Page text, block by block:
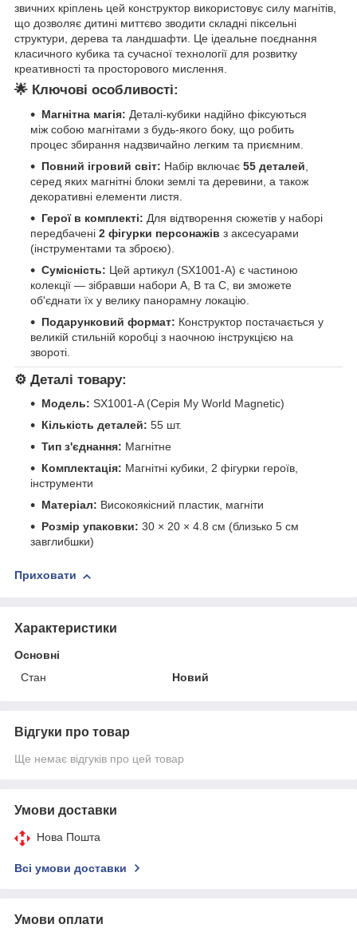
звичних кріплень цей конструктор використовує силу магнітів,
що дозволяє дитині миттєво зводити складні піксельні
структури, дерева та ландшафти. Це ідеальне поєднання
класичного кубика та сучасної технології для розвитку
креативності та просторового мислення.
🌟 Ключові особливості:
Магнітна магія: Деталі-кубики надійно фіксуються
між собою магнітами з будь-якого боку, що робить
процес збирання надзвичайно легким та приємним.
Повний ігровий світ: Набір включає 55 деталей
серед яких магнітні блоки землі та деревини, а також
декоративні елементи листя.
Герої в комплекті: Для відтворення сюжетів у наборі
передбачені 2 фігурки персонажів з аксесуарами
(інструментами та зброєю).
Сумісність: Цей артикул (SX1001-A) є частиною
колекції — зібравши набори A, B та C, ви зможете
об'єднати їх у велику панорамну локацію.
Подарунковий формат: Конструктор постачається у
великій стильній коробці з наочною інструкцією на
звороті.
⚙️ Деталі товару:
Модель: SX1001-A (Серія My World Magnetic)
Кількість деталей: 55 шт.
Тип з'єднання: Магнітне
Комплектація: Магнітні кубики, 2 фігурки героїв,
інструменти
Матеріал: Високоякісний пластик, магніти
Розмір упаковки: 30 × 20 × 4.8 см (близько 5 см
завглибшки)
Приховати
Характеристики
Основні
Стан
Новий
Відгуки про товар
Ще немає відгуків про цей товар
Умови доставки
Нова Пошта
Всі умови доставки
Умови оплати